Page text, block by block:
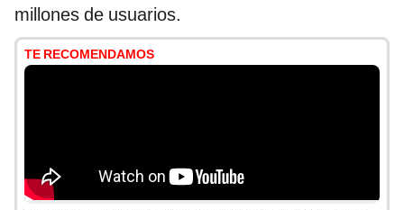
millones de usuarios.
TE RECOMENDAMOS